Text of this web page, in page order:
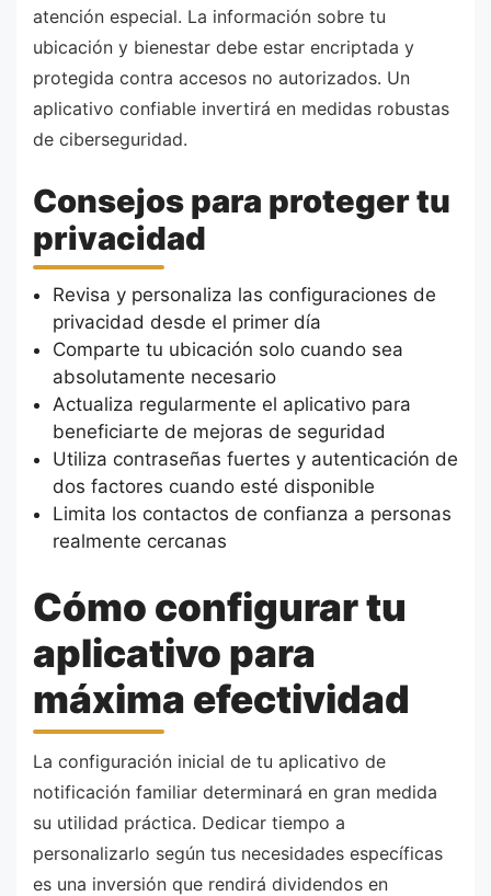
atención especial. La información sobre tu
ubicación y bienestar debe estar encriptada y
protegida contra accesos no autorizados. Un
aplicativo confiable invertirá en medidas robustas
de ciberseguridad.
Consejos para proteger tu
privacidad
Revisa y personaliza las configuraciones de
privacidad desde el primer día
Comparte tu ubicación solo cuando sea
absolutamente necesario
Actualiza regularmente el aplicativo para
beneficiarte de mejoras de seguridad
Utiliza contraseñas fuertes y autenticación de
dos factores cuando esté disponible
Limita los contactos de confianza a personas
realmente cercanas
Cómo configurar tu
aplicativo para
máxima efectividad
La configuración inicial de tu aplicativo de
notificación familiar determinará en gran medida
su utilidad práctica. Dedicar tiempo a
personalizarlo según tus necesidades específicas
es una inversión que rendirá dividendos en